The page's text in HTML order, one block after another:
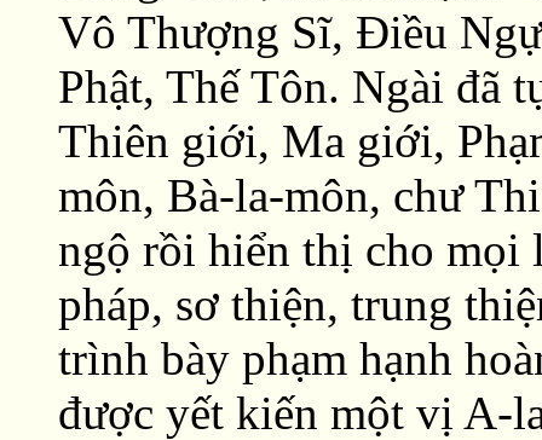
Vô Thượng Sĩ, Ðiều
Phật, Thế Tôn. Ngài đã
Thiên giới, Ma giới,
môn, Bà-la-môn, chư
ngộ rồi hiển thị cho mọi
pháp, sơ thiện, trung
trình bày phạm hạnh
được yết kiến một vị A-